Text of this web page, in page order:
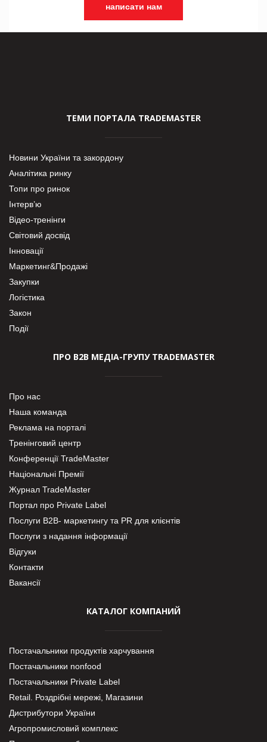
написати нам
ТЕМИ ПОРТАЛА TRADEMASTER
Новини України та закордону
Аналітика ринку
Топи про ринок
Інтерв’ю
Відео-тренінги
Світовий досвід
Інновації
Маркетинг&Продажі
Закупки
Логістика
Закон
Події
ПРО В2В МЕДІА-ГРУПУ TRADEMASTER
Про нас
Наша команда
Реклама на порталі
Тренінговий центр
Конференції TradeMaster
Національні Премії
Журнал TradeMaster
Портал про Private Label
Послуги В2В- маркетингу та PR для клієнтів
Послуги з надання інформації
Відгуки
Контакти
Вакансії
КАТАЛОГ КОМПАНИЙ
Постачальники продуктів харчування
Постачальники nonfood
Постачальники Private Label
Retail. Роздрібні мережі, Магазини
Дистрибутори України
Агропромисловий комплекс